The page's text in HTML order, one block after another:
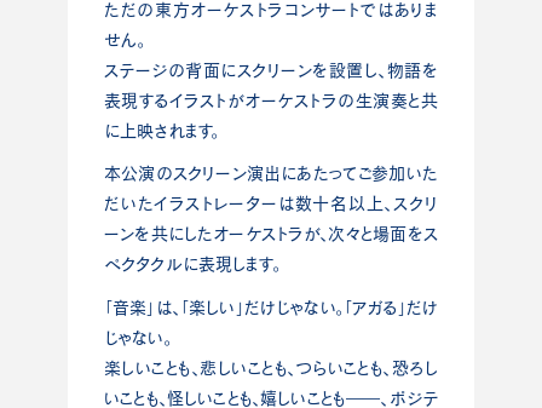
ただの東方オーケストラコンサートではありま
せん。
ステージの背面にスクリーンを設置し、物語を
表現するイラストがオーケストラの生演奏と共
に上映されます。
本公演のスクリーン演出にあたってご参加いた
だいたイラストレーターは数十名以上、スクリ
ーンを共にしたオーケストラが、次々と場面をス
ペクタクルに表現します。
「音楽」は、「楽しい」だけじゃない。「アガる」だけ
じゃない。
楽しいことも、悲しいことも、つらいことも、恐ろし
いことも、怪しいことも、嬉しいことも――、ポジテ